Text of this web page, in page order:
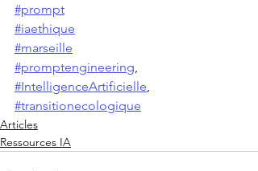
#prompt
#iaethique
#marseille
#promptengineering,
#IntelligenceArtificielle,
#transitionecologique
Articles
Ressources IA